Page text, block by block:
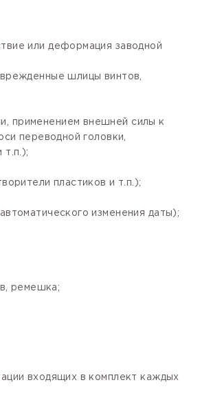
или деформация заводной
шлицы винтов,
применением внешней силы к
переводной головки,
т.п.);
пластиков и т.п.);
изменения даты);
ремешка;
входящих в комплект каждых